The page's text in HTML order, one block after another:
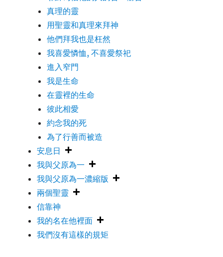
真理的靈
用聖靈和真理來拜神
他們拜我也是枉然
我喜愛憐恤, 不喜愛祭祀
進入窄門
我是生命
在靈裡的生命
彼此相愛
約念我的死
為了行善而被造
安息日
我與父原為一
我與父原為一濃縮版
兩個聖靈
信靠神
我的名在他裡面
我們沒有這樣的規矩